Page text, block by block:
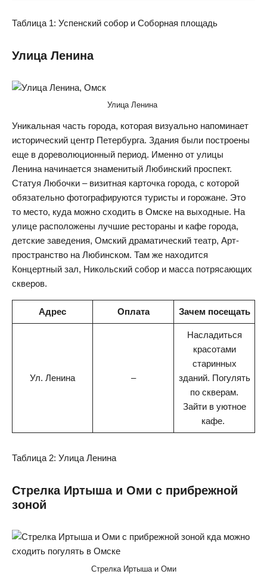
Таблица 1: Успенский собор и Соборная площадь
Улица Ленина
Улица Ленина
Уникальная часть города, которая визуально напоминает
исторический центр Петербурга. Здания были построены
еще в дореволюционный период. Именно от улицы
Ленина начинается знаменитый Любинский проспект.
Статуя Любочки – визитная карточка города, с которой
обязательно фотографируются туристы и горожане. Это
то место, куда можно сходить в Омске на выходные. На
улице расположены лучшие рестораны и кафе города,
детские заведения, Омский драматический театр, Арт-
пространство на Любинском. Там же находится
Концертный зал, Никольский собор и масса потрясающих
скверов.
Адрес Оплата Зачем посещать
Ул. Ленина –
Насладиться
красотами
старинных
зданий. Погулять
по скверам.
Зайти в уютное
кафе.
Таблица 2: Улица Ленина
Стрелка Иртыша и Оми с прибрежной
зоной
Стрелка Иртыша и Оми